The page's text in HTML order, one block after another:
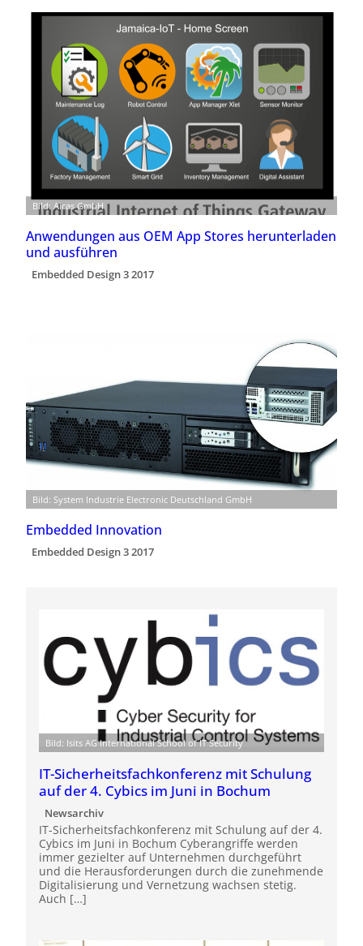
Bild: Aicas GmbH
Anwendungen aus OEM App Stores herunterladen
und ausführen
Embedded Design 3 2017
Bild: System Industrie Electronic Deutschland GmbH
Embedded Innovation
Embedded Design 3 2017
Bild: Isits AG International School of IT Security
IT-Sicherheitsfachkonferenz mit Schulung
auf der 4. Cybics im Juni in Bochum
Newsarchiv
IT-Sicherheitsfachkonferenz mit Schulung auf der 4.
Cybics im Juni in Bochum Cyberangriffe werden
immer gezielter auf Unternehmen durchgeführt
und die Herausforderungen durch die zunehmende
Digitalisierung und Vernetzung wachsen stetig.
Auch […]